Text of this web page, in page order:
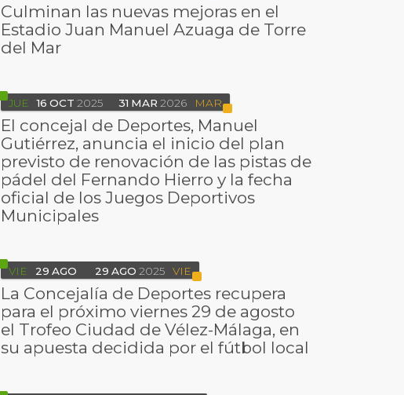
Culminan las nuevas mejoras en el
Estadio Juan Manuel Azuaga de Torre
del Mar
JUE 16 OCT 2025 31 MAR 2026 MAR
El concejal de Deportes, Manuel
Gutiérrez, anuncia el inicio del plan
previsto de renovación de las pistas de
pádel del Fernando Hierro y la fecha
oficial de los Juegos Deportivos
Municipales
VIE 29 AGO 29 AGO 2025 VIE
La Concejalía de Deportes recupera
para el próximo viernes 29 de agosto
el Trofeo Ciudad de Vélez-Málaga, en
su apuesta decidida por el fútbol local